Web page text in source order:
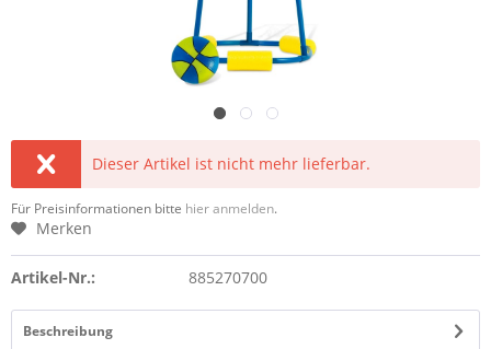
Dieser Artikel ist nicht mehr lieferbar.
Für Preisinformationen bitte hier anmelden.
Merken
Artikel-Nr.: 885270700
Beschreibung